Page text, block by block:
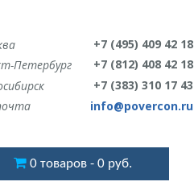
+7 (495) 409 42 18
Петербург
+7 (812) 408 42 18
+7 (383) 310 17 43
info@povercon.ru
0 товаров 0 руб.